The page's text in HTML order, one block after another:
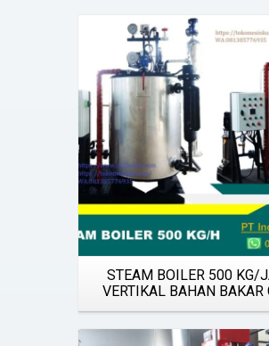
Details
STEAM BOILER 500 KG/
VERTIKAL BAHAN BAKAR